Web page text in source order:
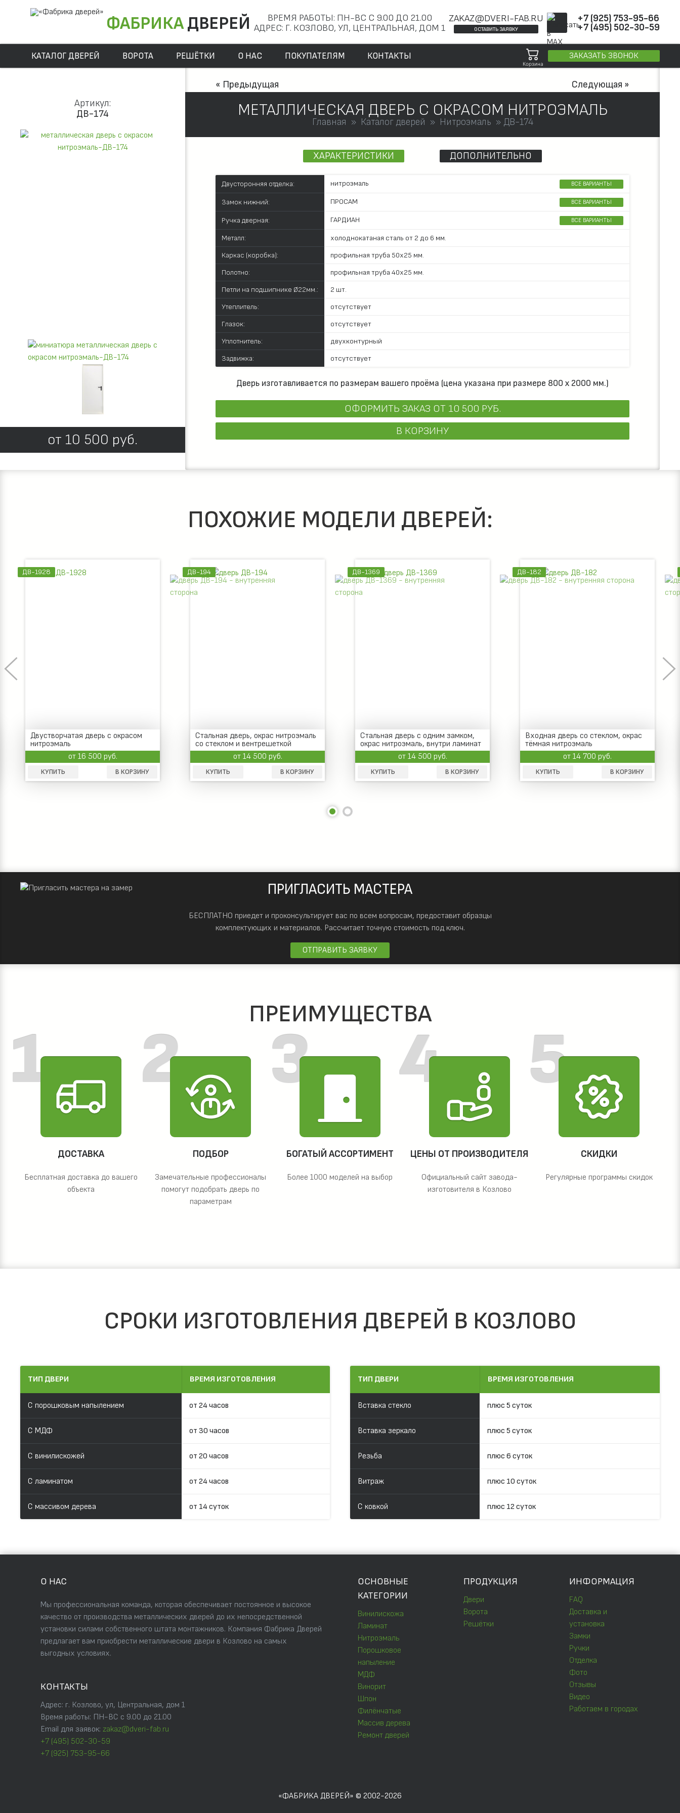
ФАБРИКАДВЕРЕЙ
ВРЕМЯ РАБОТЫ: ПН-ВС С 9.00 ДО 21.00
АДРЕС: Г. КОЗЛОВО, УЛ, ЦЕНТРАЛЬНАЯ, ДОМ 1
ZAKAZ@DVERI-FAB.RU
ОСТАВИТЬ ЗАЯВКУ
+7 (925) 753-95-66
+7 (495) 502-30-59
КАТАЛОГ ДВЕРЕЙ ВОРОТА РЕШЁТКИ О НАС ПОКУПАТЕЛЯМ КОНТАКТЫ
Корзина
ЗАКАЗАТЬ ЗВОНОК
Артикул:
ДВ-174
от 10 500 руб.
« Предыдущая Следующая »
МЕТАЛЛИЧЕСКАЯ ДВЕРЬ С ОКРАСОМ НИТРОЭМАЛЬ
Главная Каталог дверей Нитроэмаль ДВ-174
ХАРАКТЕРИСТИКИ ДОПОЛНИТЕЛЬНО
Двусторонняя отделка: нитроэмаль ВСЕ ВАРИАНТЫ
Замок нижний: ПРОСАМ ВСЕ ВАРИАНТЫ
Ручка дверная: ГАРДИАН ВСЕ ВАРИАНТЫ
Металл:
холоднокатаная сталь от 2 до 6 мм.
Каркас (коробка):
профильная труба 50х25 мм.
Полотно:
профильная труба 40х25 мм.
Петли на подшипнике Ø22мм.:
2 шт.
Утеплитель:
отсутствует
Глазок:
отсутствует
Уплотнитель:
двухконтурный
Задвижка:
отсутствует
Дверь изготавливается по размерам вашего проёма (цена указана при размере 800 х 2000 мм.)
ОФОРМИТЬ ЗАКАЗ ОТ 10 500 РУБ.
В КОРЗИНУ
ПОХОЖИЕ МОДЕЛИ ДВЕРЕЙ:
ДВ-1928
Двустворчатая дверь с окрасом
нитроэмаль
от 16 500 руб.
КУПИТЬ В КОРЗИНУ
ДВ-194
Стальная дверь, окрас нитроэмаль
со стеклом и вентрешеткой
от 14 500 руб.
КУПИТЬ В КОРЗИНУ
ДВ-1369
Стальная дверь с одним замком,
окрас нитроэмаль, внутри ламинат
от 14 500 руб.
КУПИТЬ В КОРЗИНУ
ДВ-182
Входная дверь со стеклом, окрас
тёмная нитроэмаль
от 14 700 руб.
КУПИТЬ В КОРЗИНУ
ПРИГЛАСИТЬ МАСТЕРА
БЕСПЛАТНО приедет и проконсультирует вас по всем вопросам, предоставит образцы
комплектующих и материалов. Рассчитает точную стоимость под ключ.
ОТПРАВИТЬ ЗАЯВКУ
ПРЕИМУЩЕСТВА
ДОСТАВКА
Бесплатная доставка до вашего
объекта
ПОДБОР
Замечательные профессионалы
помогут подобрать дверь по
параметрам
БОГАТЫЙ АССОРТИМЕНТ
Более 1000 моделей на выбор
ЦЕНЫ ОТ ПРОИЗВОДИТЕЛЯ
Официальный сайт завода-
изготовителя в Козлово
СКИДКИ
Регулярные программы скидок
СРОКИ ИЗГОТОВЛЕНИЯ ДВЕРЕЙ В КОЗЛОВО
ТИП ДВЕРИ ВРЕМЯ ИЗГОТОВЛЕНИЯ
С порошковым напылением от 24 часов
С МДФ от 30 часов
С винилискожей от 20 часов
С ламинатом от 24 часов
С массивом дерева от 14 суток
ТИП ДВЕРИ ВРЕМЯ ИЗГОТОВЛЕНИЯ
Вставка стекло плюс 5 суток
Вставка зеркало плюс 5 суток
Резьба плюс 6 суток
Витраж плюс 10 суток
С ковкой плюс 12 суток
О НАС
Мы профессиональная команда, которая обеспечивает постоянное и высокое
качество от производства металлических дверей до их непосредственной
установки силами собственного штата монтажников. Компания Фабрика Дверей
предлагает вам приобрести металлические двери в Козлово на самых
выгодных условиях.
КОНТАКТЫ
Адрес: г. Козлово, ул, Центральная, дом 1
Время работы: ПН-ВС с 9.00 до 21.00
Email для заявок: zakaz@dveri-fab.ru
+7 (495) 502-30-59
+7 (925) 753-95-66
ОСНОВНЫЕ
КАТЕГОРИИ
Винилискожа
Ламинат
Нитроэмаль
Порошковое
напыление
МДФ
Винорит
Шпон
Филёнчатые
Массив дерева
Ремонт дверей
ПРОДУКЦИЯ
Двери
Ворота
Решётки
ИНФОРМАЦИЯ
FAQ
Доставка и
установка
Замки
Ручки
Отделка
Фото
Отзывы
Видео
Работаем в городах
«ФАБРИКА ДВЕРЕЙ» © 2002-2026